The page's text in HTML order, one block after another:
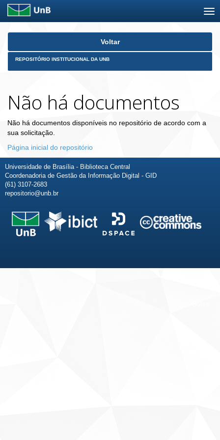
Skip
Voltar
REPOSITÓRIO INSTITUCIONAL DA UNB
Não há documentos
Não há documentos disponíveis no repositório de acordo com a
sua solicitação.
Página inicial do repositório
Universidade de Brasília - Biblioteca Central
Coordenadoria de Gestão da Informação Digital - GID
(61) 3107-2683
repositorio@unb.br